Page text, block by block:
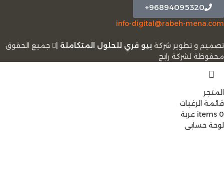
96894095320+
info-digital@rabeh-mena.com
تصميم و تطوير شركة بيو فري للحلول المتكاملة
ﺟﻤﻴﻊ اﻟﺤﻘﻮق
ﻣﺤﻔﻮﻇﺔ لشرﻛﺔ رابح
المتجر
قائمة الرغبات
0
items عربة
لوحة حسابي